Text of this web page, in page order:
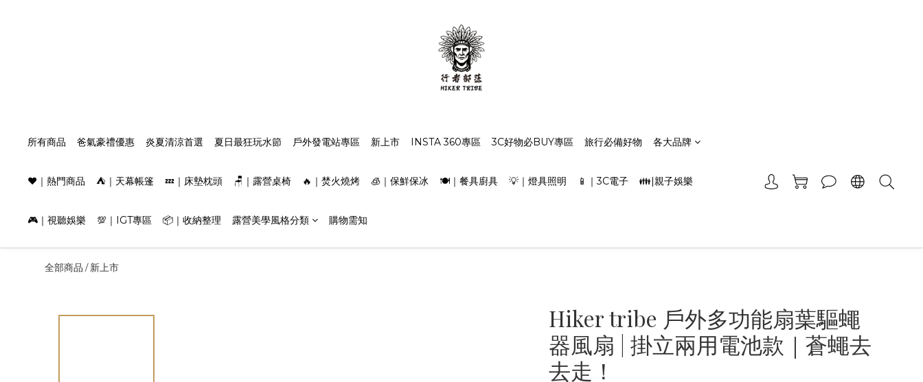
所有商品 爸氣豪禮優惠 炎夏清涼首選 夏日最狂玩水節 戶外發電站專區 新上市 INSTA 360專區 3C好物必BUY專區 旅行必備好物 各大品牌
❤️｜熱門商品 ⛺️｜天幕帳篷 💤｜床墊枕頭 🪑｜露營桌椅 🔥｜焚火燒烤 🧊｜保鮮保冰 🍽️｜餐具廚具 💡｜燈具照明 📱｜3C電子 👪|親子娛樂
🎮｜視聽娛樂 💯｜IGT專區 📦｜收納整理 露營美學風格分類 購物需知
全部商品 /新上市
Hiker tribe 戶外多功能扇葉驅蠅
器風扇 | 掛立兩用電池款｜蒼蠅去
去走！